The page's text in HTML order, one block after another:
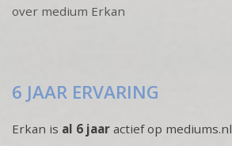
over medium Erkan
6 JAAR ERVARING
Erkan is al 6 jaar actief op mediums.nl